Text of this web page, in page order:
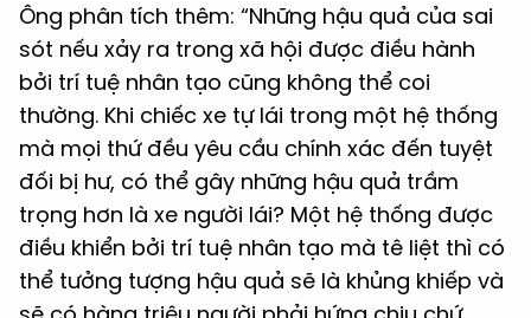
Ông phân tích thêm: “Những hậu quả của sai
sót nếu xảy ra trong xã hội được điều hành
bởi trí tuệ nhân tạo cũng không thể coi
thường. Khi chiếc xe tự lái trong một hệ thống
mà mọi thứ đều yêu cầu chính xác đến tuyệt
đối bị hư, có thể gây những hậu quả trầm
trọng hơn là xe người lái? Một hệ thống được
điều khiển bởi trí tuệ nhân tạo mà tê liệt thì có
thể tưởng tượng hậu quả sẽ là khủng khiếp và